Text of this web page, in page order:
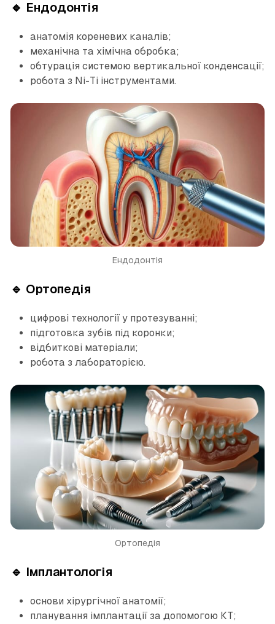
🔹 Ендодонтія
анатомія кореневих каналів;
механічна та хімічна обробка;
обтурація системою вертикальної конденсації;
робота з Ni-Ti інструментами.
Ендодонтія
🔹 Ортопедія
цифрові технології у протезуванні;
підготовка зубів під коронки;
відбиткові матеріали;
робота з лабораторією.
Ортопедія
🔹 Імплантологія
основи хірургічної анатомії;
планування імплантації за допомогою КТ;